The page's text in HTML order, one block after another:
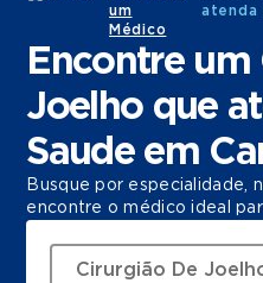
um
Médico
atenda
Encontre
Joelho que
Saude em
Busque por especialidade,
encontre o médico ideal